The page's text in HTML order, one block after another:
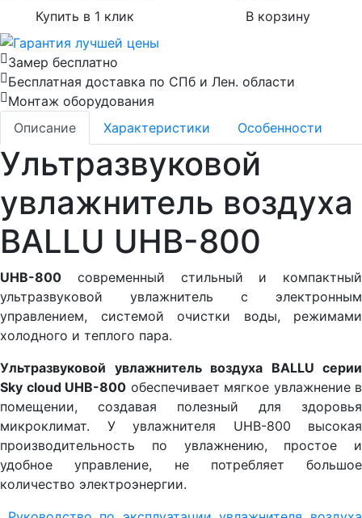
Купить в 1 клик
В корзину
Замер бесплатно
Бесплатная доставка по СПб и Лен. области
Монтаж оборудования
Описание
Характеристики Особенности
Ультразвуковой
увлажнитель воздуха
BALLU UHB-800
UHB-800 современный стильный и компактный
ультразвуковой увлажнитель с электронным
управлением, системой очистки воды, режимами
холодного и теплого пара.
Ультразвуковой увлажнитель воздуха BALLU серии
Sky cloud UHB-800 обеспечивает мягкое увлажнение в
помещении, создавая полезный для здоровья
микроклимат. У увлажнителя UHB-800 высокая
производительность по увлажнению, простое и
удобное управление, не потребляет большое
количество электроэнергии.